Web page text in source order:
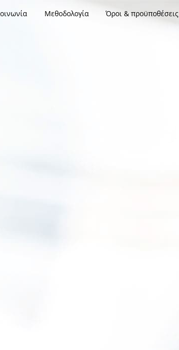
Μεθοδολογία Όροι & προϋποθέσεις